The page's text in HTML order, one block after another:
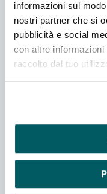
informazioni sul
nostri partner che si
pubblicità e social
con altre
raccolto dal tuo
Reggio
Via Palazzolo 5,
Cucine attrezzate